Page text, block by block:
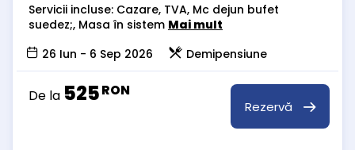
Servicii incluse: Cazare, TVA, Mc dejun bufet
suedez;, Masa în sistem Mai mult
26 Iun - 6 Sep 2026
Demipensiune
De la 525RON
Rezervă